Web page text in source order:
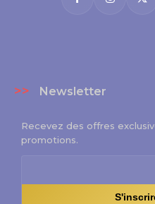
>> Newsletter
Recevez des offres
promotions.